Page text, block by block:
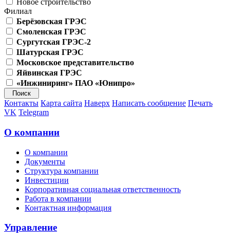
Новое строительство
Филиал
Берёзовская ГРЭС
Смоленская ГРЭС
Сургутская ГРЭС-2
Шатурская ГРЭС
Московское представительство
Яйвинская ГРЭС
«Инжиниринг» ПАО «Юнипро»
Контакты Карта сайта Наверх Написать сообщение Печать
VK Telegram
О компании
О компании
Документы
Структура компании
Инвестиции
Корпоративная социальная ответственность
Работа в компании
Контактная информация
Управление